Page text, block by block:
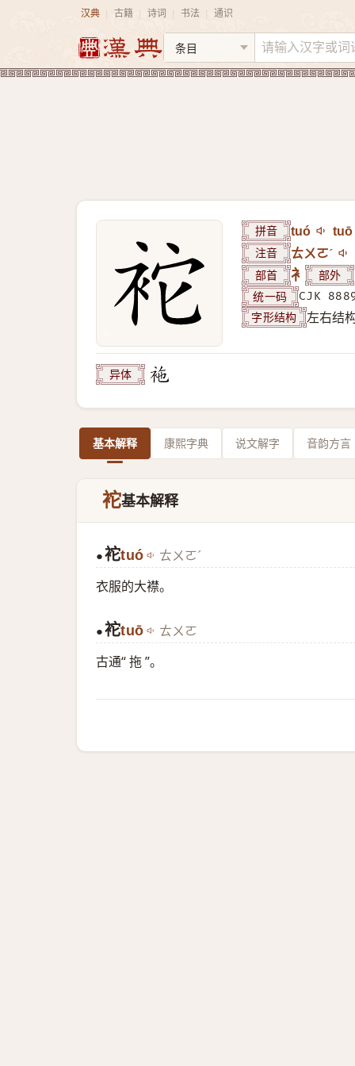
汉典 古籍 诗词 书法 通识
拼音 tuó tuō
注音 ㄊㄨㄛˊ
部首 衤 部外
统一码 CJK
字形结构 左右结
异体
基本解释 康熙字典 说文解字 音韵方言
袉基本解释
● 袉tuó ㄊㄨㄛˊ
衣服的大襟。
● 袉tuō ㄊㄨㄛ
古通“ 拖 ”。